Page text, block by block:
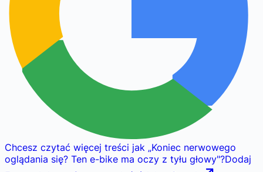
Chcesz czytać więcej treści jak „Koniec nerwowego
oglądania się? Ten e-bike ma oczy z tyłu głowy"?Dodaj